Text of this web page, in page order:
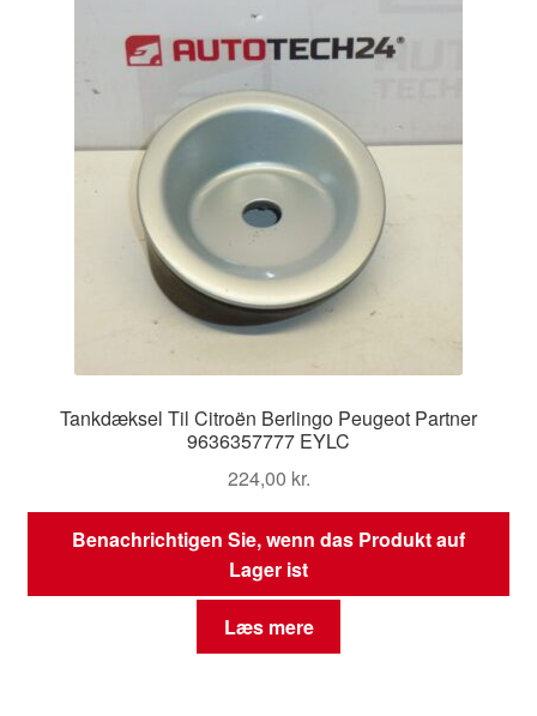
Tankdæksel Til Citroën Berlingo Peugeot Partner
9636357777 EYLC
224,00 kr.
Benachrichtigen Sie, wenn das Produkt auf
Lager ist
Læs mere